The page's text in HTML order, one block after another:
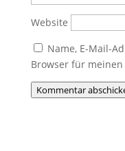
Website
Name, E-Mail-
Browser für
Kommentar